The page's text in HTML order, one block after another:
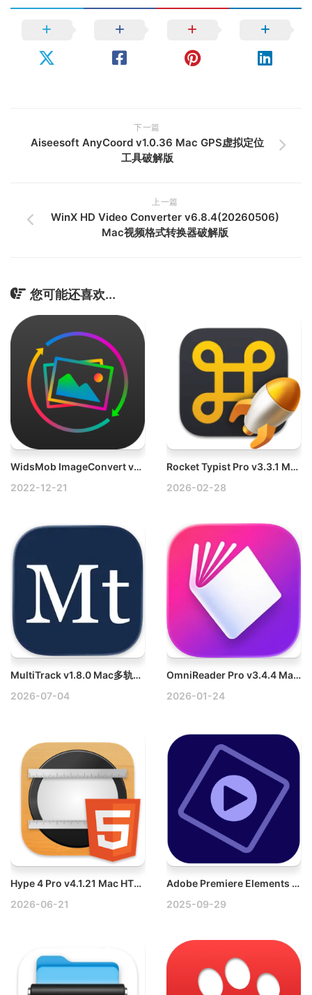
下一篇
Aiseesoft AnyCoord v1.0.36 Mac GPS虚拟定位
工具破解版
上一篇
WinX HD Video Converter v6.8.4(20260506)
Mac视频格式转换器破解版
您可能还喜欢...
WidsMob ImageConvert v3.25 Mac图片格式转换工具
2022-12-21
Rocket Typist Pro v3.3.1 Mac增强型文本快速输入工具
2026-02-28
MultiTrack v1.8.0 Mac多轨道视频编辑器破解版
2026-07-04
OmniReader Pro v3.4.4 Mac全能阅读专家记笔记、标记划线、书签管理破解版
2026-01-24
Hype 4 Pro v4.1.21 Mac HTML5动画制作软件
2026-06-21
Adobe Premiere Elements 2026 v26.0 Win多语言破解版
2025-09-29